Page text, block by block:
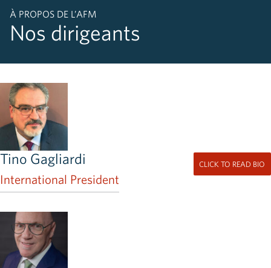
À PROPOS DE L’AFM
Nos dirigeants
Tino Gagliardi
International President
CLICK TO READ BIO